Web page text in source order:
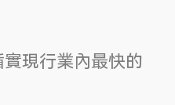
現行業內最快的